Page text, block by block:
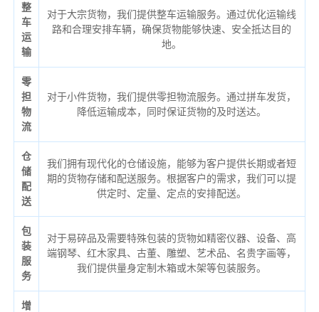
整
车
运
输
对于大宗货物，我们提供整车运输服务。通过优化运输线
路和合理安排车辆，确保货物能够快速、安全抵达目的
地。
零
担
物
流
对于小件货物，我们提供零担物流服务。通过拼车发货，
降低运输成本，同时保证货物的及时送达。
仓
储
配
送
我们拥有现代化的仓储设施，能够为客户提供长期或者短
期的货物存储和配送服务。根据客户的需求，我们可以提
供定时、定量、定点的安排配送。
包
装
服
务
对于易碎品及需要特殊包装的货物如精密仪器、设备、高
端钢琴、红木家具、古董、雕塑、艺术品、名贵字画等，
我们提供量身定制木箱或木架等包装服务。
增